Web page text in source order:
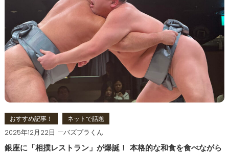
おすすめ記事！ ネットで話題
2025年12月22日 バズプラくん
銀座に「相撲レストラン」が爆誕！ 本格的な和食を食べながら